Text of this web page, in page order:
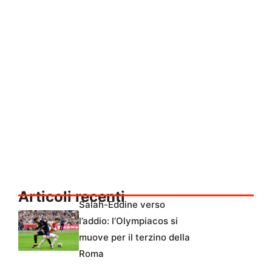
Articoli recenti
Salah-Eddine verso
l’addio: l’Olympiacos si
muove per il terzino della
Roma